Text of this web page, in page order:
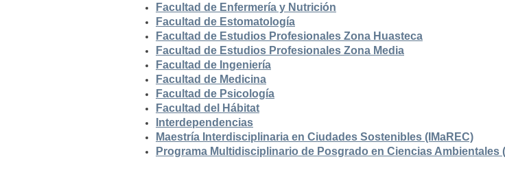
Facultad de Enfermería y Nutrición
Facultad de Estomatología
Facultad de Estudios Profesionales Zona Huasteca
Facultad de Estudios Profesionales Zona Media
Facultad de Ingeniería
Facultad de Medicina
Facultad de Psicología
Facultad del Hábitat
Interdependencias
Maestría Interdisciplinaria en Ciudades Sostenibles (IMaREC)
Programa Multidisciplinario de Posgrado en Ciencias Ambientales